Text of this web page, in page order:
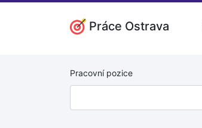
Práce Ostrava
Pracovní pozice